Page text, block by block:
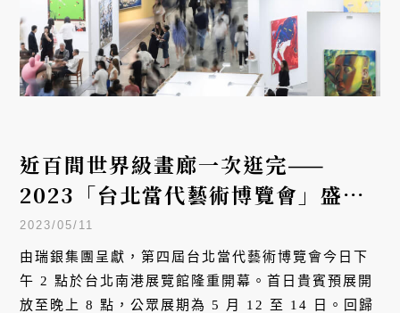
近百間世界級畫廊一次逛完——
2023「台北當代藝術博覽會」盛大
開幕
2023/05/11
由瑞銀集團呈獻，第四屆台北當代藝術博覽會今日下
午 2 點於台北南港展覽館隆重開幕。首日貴賓預展開
放至晚上 8 點，公眾展期為 5 月 12 至 14 日。回歸